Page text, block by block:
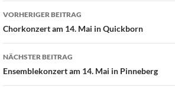
Beitragsnavigation
VORHERIGER BEITRAG
Chorkonzert am 14. Mai in Quickborn
NÄCHSTER BEITRAG
Ensemblekonzert am 14. Mai in Pinneberg